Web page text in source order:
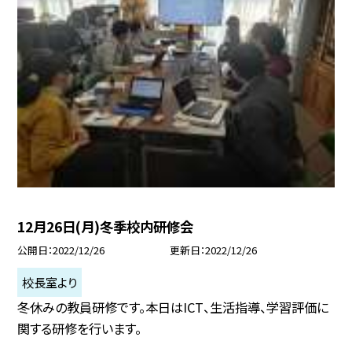
12月26日(月)冬季校内研修会
公開日 2022/12/26 更新日 2022/12/26
校長室より
冬休みの教員研修です。本日はICT、生活指導、学習評価に
関する研修を行います。